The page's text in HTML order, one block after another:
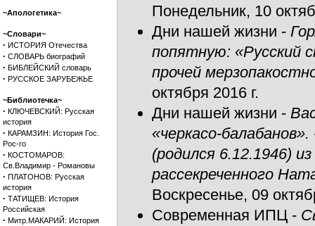
~Апологетика~
~Словари~
· ИСТОРИЯ Отечества
· СЛОВАРЬ биографий
· БИБЛЕЙСКИЙ словарь
· РУССКОЕ ЗАРУБЕЖЬЕ
~Библиотечка~
· КЛЮЧЕВСКИЙ: Русская
история
· КАРАМЗИН: История Гос.
Рос-го
· КОСТОМАРОВ:
Св.Владимир - Романовы
· ПЛАТОНОВ: Русская
история
· ТАТИЩЕВ: История
Российская
· Митр.МАКАРИЙ: История
Понедельник, 10
Дни нашей жизни -
попятную: «Русский
прочей
октября 2016 г.
Дни нашей жизни -
«черкасо-
(родился 6.12.1946)
рассекреченного
Воскресенье, 09
Современная ИПЦ -